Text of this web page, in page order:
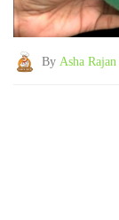
By Asha Rajan